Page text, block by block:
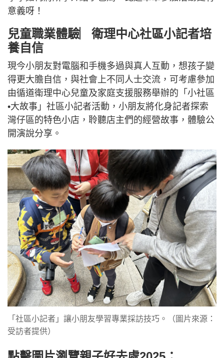
意義呀！
兒童職業體驗︳衛理中心社區小記者培
養自信
現今小朋友對電腦和手機多過與真人互動，想孩子變
得更大膽自信，與社會上不同人士交流，可考慮參加
由循道衛理中心兒童及家庭支援服務舉辦的「小社區
•大故事」社區小記者活動，小朋友將化身記者探索
灣仔區的特色小店，聆聽店主們的經營故事，體驗公
開演說分享。
「社區小記者」讓小朋友學習專業採訪技巧。（圖片來源：
受訪者提供）